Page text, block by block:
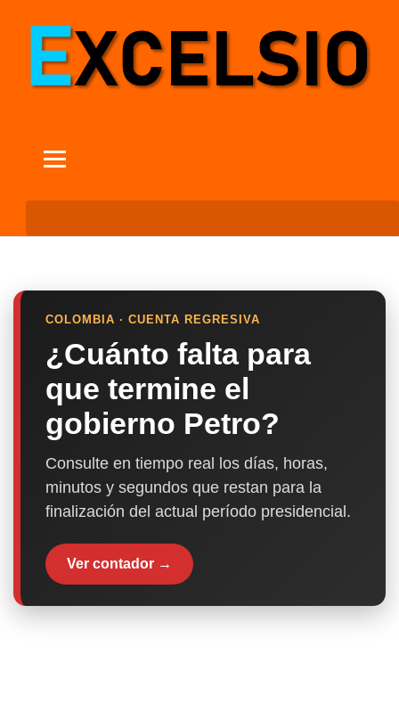
COLOMBIA · CUENTA REGRESIVA
¿Cuánto falta para
que termine el
gobierno Petro?
Consulte en tiempo real los días, horas,
minutos y segundos que restan para la
finalización del actual período presidencial.
Ver contador →